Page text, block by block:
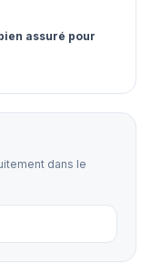
assuré pour
dans le